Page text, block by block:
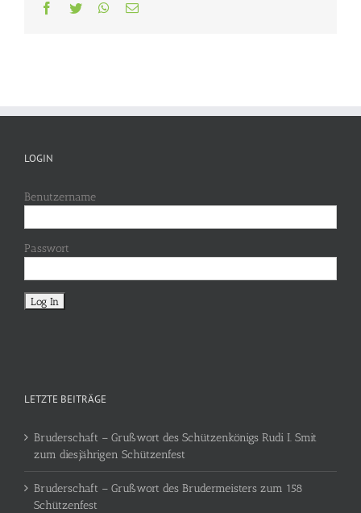
Facebook
Twitter WhatsApp
E-
LOGIN
Benutzername
Passwort
LETZTE BEITRÄGE
Bruderschaft – Grußwort des Schützenkönigs Rudi I. Smit
zum diesjährigen Schützenfest
Bruderschaft – Grußwort des Brudermeisters zum 158
Schützenfest